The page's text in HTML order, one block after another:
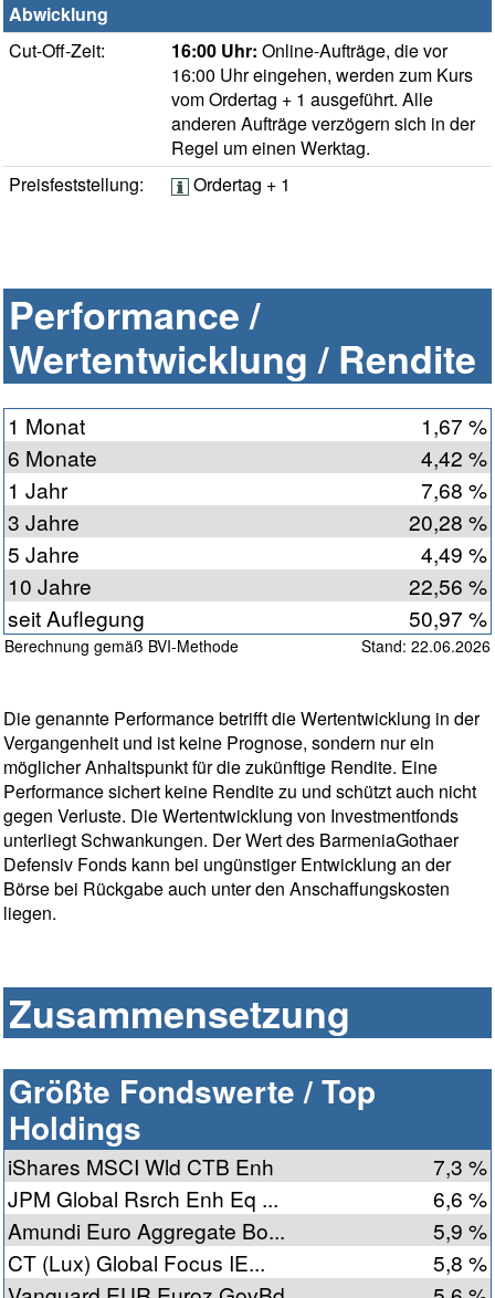
Abwicklung
Cut-Off-Zeit:
16:00 Uhr: Online-Aufträge, die vor
16:00 Uhr eingehen, werden zum Kurs
vom Ordertag + 1 ausgeführt. Alle
anderen Aufträge verzögern sich in der
Regel um einen Werktag.
Preisfeststellung:
Ordertag + 1
Performance /
Wertentwicklung / Rendite
1 Monat
1,67 %
6 Monate
4,42 %
1 Jahr
7,68 %
3 Jahre
20,28 %
5 Jahre
4,49 %
10 Jahre
22,56 %
seit Auflegung
50,97 %
Berechnung gemäß BVI-Methode Stand: 22.06.2026
Die genannte Performance betrifft die Wertentwicklung in der
Vergangenheit und ist keine Prognose, sondern nur ein
möglicher Anhaltspunkt für die zukünftige Rendite. Eine
Performance sichert keine Rendite zu und schützt auch nicht
gegen Verluste. Die Wertentwicklung von Investmentfonds
unterliegt Schwankungen. Der Wert des BarmeniaGothaer
Defensiv Fonds kann bei ungünstiger Entwicklung an der
Börse bei Rückgabe auch unter den Anschaffungskosten
liegen.
Zusammensetzung
Größte Fondswerte / Top
Holdings
iShares MSCI Wld CTB Enh
7,3 %
JPM Global Rsrch Enh Eq ...
6,6 %
Amundi Euro Aggregate Bo...
5,9 %
CT (Lux) Global Focus IE...
5,8 %